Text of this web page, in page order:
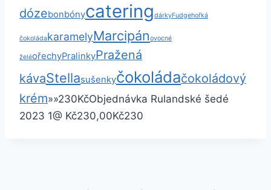
dózebonbónycateringdárkyFudgehořká
čokoládakaramelyMarcipánovocné
želéořechyPralinkyPražená
kávaStellasušenkyčokoládačokoládový
krém»»230KčObjednávka Rulandské šedé
2023 1@ Kč230,00Kč230